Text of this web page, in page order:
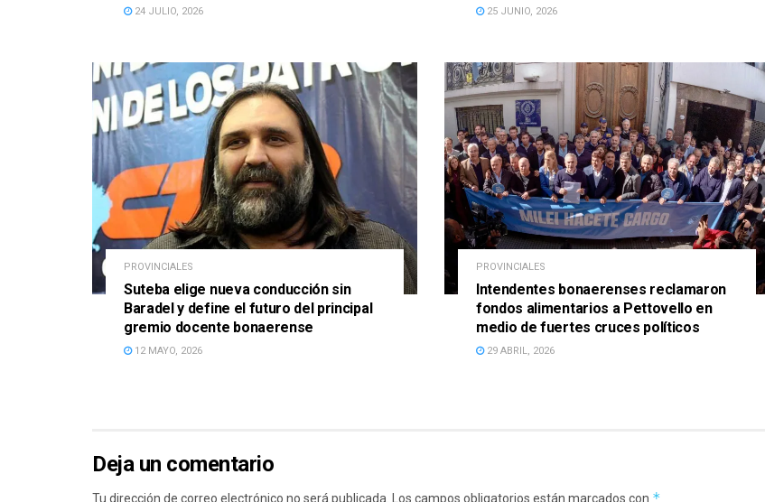
24 JULIO, 2026 25 JUNIO, 2026
PROVINCIALES
Suteba elige nueva conducción sin
Baradel y define el futuro del principal
gremio docente bonaerense
12 MAYO, 2026
PROVINCIALES
Intendentes bonaerenses reclamaron
fondos alimentarios a Pettovello en
medio de fuertes cruces políticos
29 ABRIL, 2026
Deja un comentario
Tu dirección de correo electrónico no será publicada. Los campos obligatorios están marcados con *